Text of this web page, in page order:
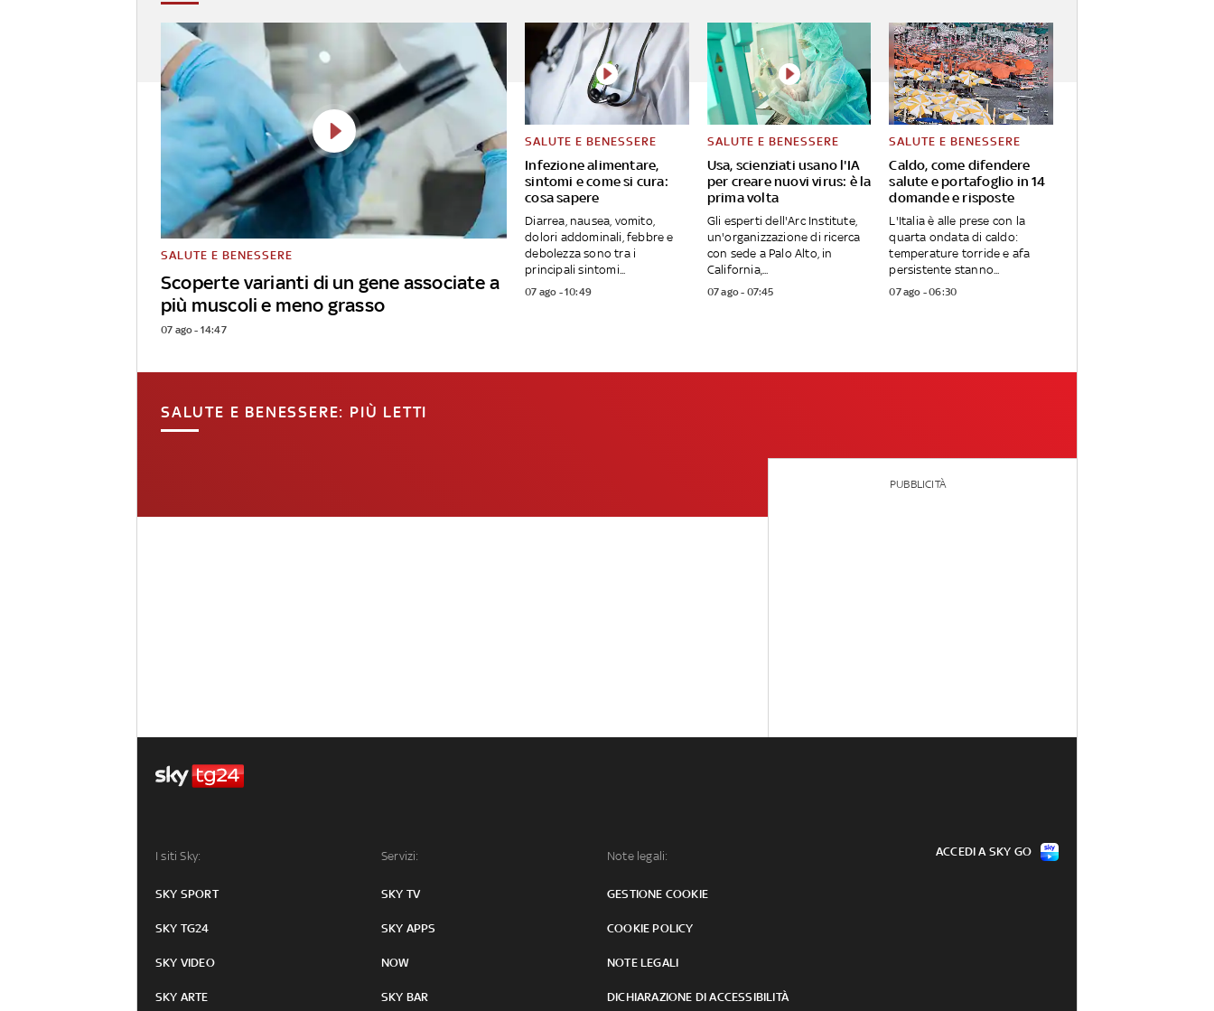
Scoperte varianti di un gene associate a
più muscoli e meno grasso
SALUTE E BENESSERE
07 ago - 14:47
Infezione alimentare,
sintomi e come si cura:
cosa sapere
SALUTE E BENESSERE
Diarrea, nausea, vomito,
dolori addominali, febbre e
debolezza sono tra i
principali sintomi...
07 ago - 10:49
Usa, scienziati usano l'IA
per creare nuovi virus: è la
prima volta
SALUTE E BENESSERE
Gli esperti dell'Arc Institute,
un'organizzazione di ricerca
con sede a Palo Alto, in
California,...
07 ago - 07:45
Caldo, come difendere
salute e portafoglio in 14
domande e risposte
SALUTE E BENESSERE
L'Italia è alle prese con la
quarta ondata di caldo:
temperature torride e afa
persistente stanno...
07 ago - 06:30
SALUTE E BENESSERE: PIÙ LETTI
PUBBLICITÀ
I siti Sky:
SKY SPORT
SKY TG24
SKY VIDEO
SKY ARTE
Servizi:
SKY TV
SKY APPS
NOW
SKY BAR
Note legali:
GESTIONE COOKIE
COOKIE POLICY
NOTE LEGALI
DICHIARAZIONE DI ACCESSIBILITÀ
ACCEDI A SKY GO